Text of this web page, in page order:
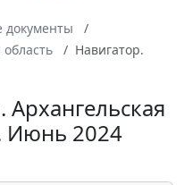
документы
область
Навигатор.
Июнь 2024